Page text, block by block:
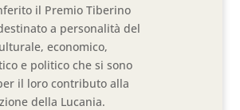
il Premio Tiberino
a personalità del
economico,
e politico che si sono
il loro contributo alla
della Lucania.